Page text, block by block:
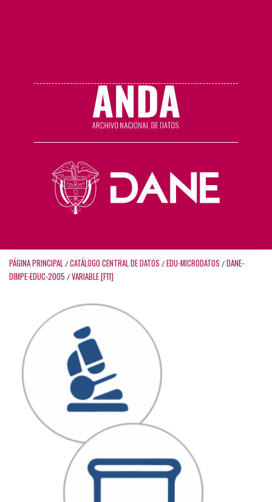
PÁGINA PRINCIPAL / CATÁLOGO CENTRAL DE DATOS / EDU-MICRODATOS / DANE-
DIMPE-EDUC-2005 / VARIABLE [F11]